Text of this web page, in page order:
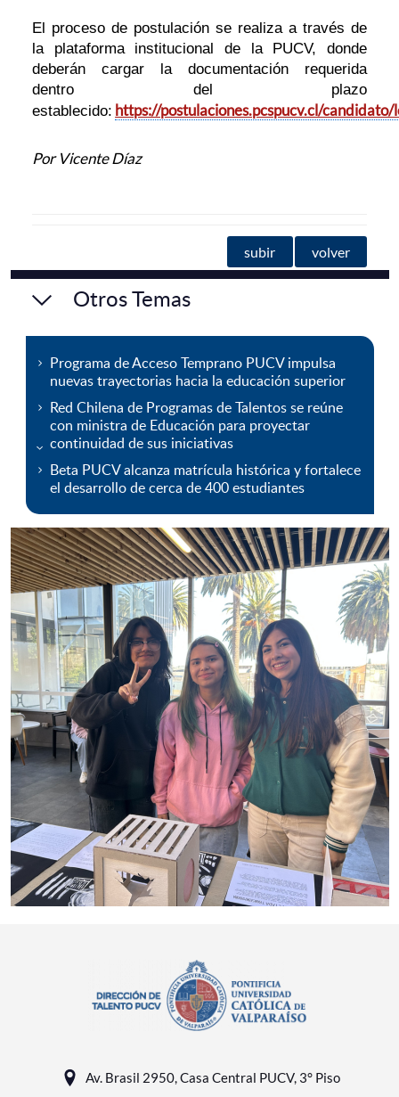
El proceso de postulación se realiza a través de
la plataforma institucional de la PUCV, donde
deberán cargar la documentación requerida
dentro del plazo
establecido: https://postulaciones.pcspucv.cl/candidato/
Por Vicente Díaz
subir volver
Otros Temas
Programa de Acceso Temprano PUCV impulsa
nuevas trayectorias hacia la educación superior
Red Chilena de Programas de Talentos se reúne
con ministra de Educación para proyectar
continuidad de sus iniciativas
Beta PUCV alcanza matrícula histórica y fortalece
el desarrollo de cerca de 400 estudiantes
Av. Brasil 2950, Casa Central PUCV, 3° Piso